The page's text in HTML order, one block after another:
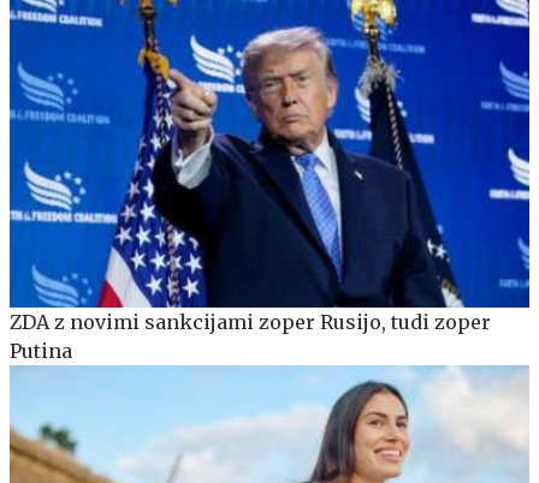
ZDA z novimi sankcijami zoper Rusijo, tudi zoper
Putina